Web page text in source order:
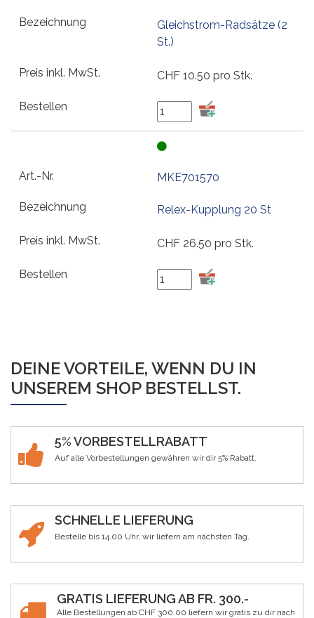
Gleichstrom-Radsätze (2
St.)
CHF 10.50 pro Stk.
MKE701570
Relex-Kupplung 20 St
CHF 26.50 pro Stk.
DEINE VORTEILE, WENN DU IN
UNSEREM SHOP BESTELLST.
5% VORBESTELLRABATT
Auf alle Vorbestellungen gewähren wir dir 5% Rabatt.
SCHNELLE LIEFERUNG
Bestelle bis 14.00 Uhr, wir liefern am nächsten Tag.
GRATIS LIEFERUNG AB FR. 300.-
Alle Bestellungen ab CHF 300.00 liefern wir gratis zu dir nach